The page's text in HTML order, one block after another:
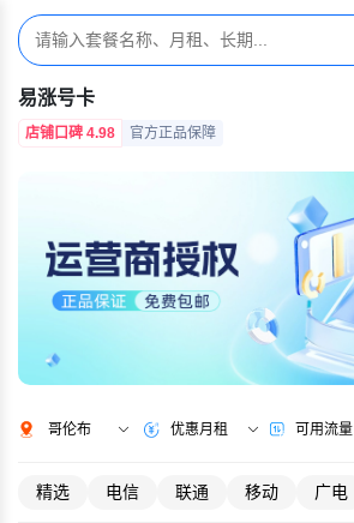
易涨号卡
店铺口碑 4.98 官方正品保障
哥伦布 优惠月租 可用流量
精选 电信 联通 移动 广电